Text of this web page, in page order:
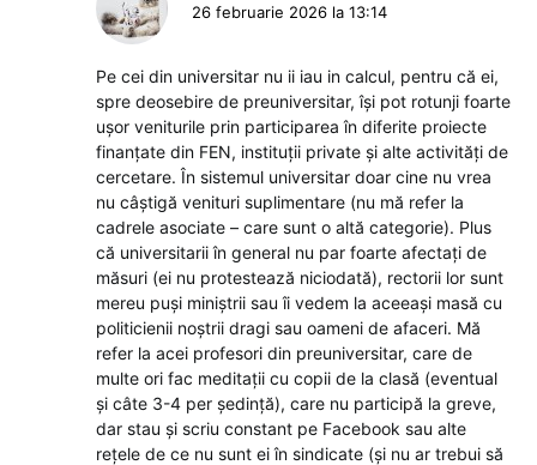
26 februarie 2026 la 13:14
Pe cei din universitar nu ii iau in calcul, pentru că ei,
spre deosebire de preuniversitar, își pot rotunji foarte
ușor veniturile prin participarea în diferite proiecte
finanțate din FEN, instituții private și alte activități de
cercetare. În sistemul universitar doar cine nu vrea
nu câștigă venituri suplimentare (nu mă refer la
cadrele asociate – care sunt o altă categorie). Plus
că universitarii în general nu par foarte afectați de
măsuri (ei nu protestează niciodată), rectorii lor sunt
mereu puși miniștrii sau îi vedem la aceeași masă cu
politicienii noștrii dragi sau oameni de afaceri. Mă
refer la acei profesori din preuniversitar, care de
multe ori fac meditații cu copii de la clasă (eventual
și câte 3-4 per ședință), care nu participă la greve,
dar stau și scriu constant pe Facebook sau alte
rețele de ce nu sunt ei în sindicate (și nu ar trebui să